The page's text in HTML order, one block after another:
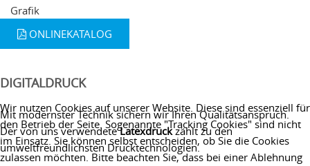
Grafik
ONLINEKATALOG
DIGITALDRUCK
Mit modernster Technik sichern wir Ihren Qualitätsanspruch.
Der von uns verwendeteLatexdruckzählt zu den
umweltfreundlichsten Drucktechnologien.
Wir nutzen Cookies auf unserer Website. Diese sind essenziell für
den Betrieb der Seite. Sogenannte "Tracking Cookies" sind nicht
im Einsatz. Sie können selbst entscheiden, ob Sie die Cookies
zulassen möchten. Bitte beachten Sie, dass bei einer Ablehnung